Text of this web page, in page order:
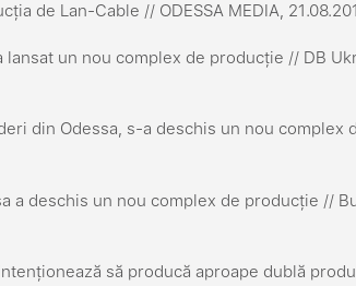
de Lan-Cable // ODESSA MEDIA,
un nou complex de producție // DB
din Odessa, s-a deschis un nou complex
a deschis un nou complex de producție //
să producă aproape dublă